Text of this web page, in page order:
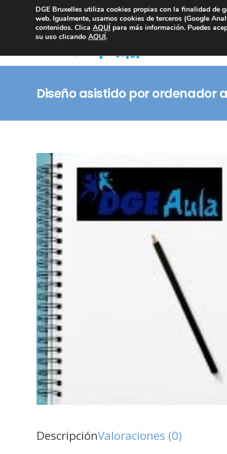
Consultoría Compliance
Diseño asistido por ordenador
DescripciónValoraciones (0)
DGE Bruxelles utiliza cookies propias con la finalidad de
web. Igualmente, usamos cookies de terceros (Google
contenidos. Clica AQUÍ para más información. Puedes
su uso clicando AQUÍ.